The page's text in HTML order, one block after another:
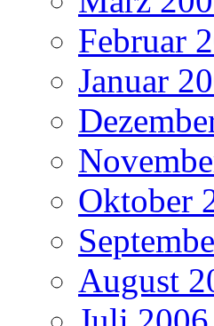
Februar
Januar
Oktober
August